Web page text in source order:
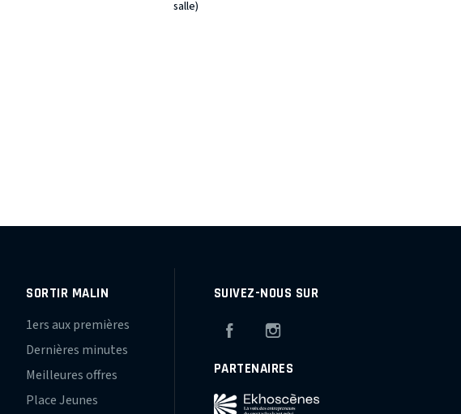
salle)
SORTIR MALIN
1ers aux premières
Dernières minutes
Meilleures offres
Place Jeunes
SUIVEZ-NOUS SUR
Facebook
PARTENAIRES